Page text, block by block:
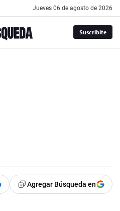
jueves 06 de agosto de 2026
Suscribite
Agregar Búsqueda en